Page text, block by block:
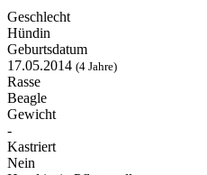
Geschlecht
Hündin
Geburtsdatum
17.05.2014 (4 Jahre)
Rasse
Beagle
Gewicht
-
Kastriert
Nein